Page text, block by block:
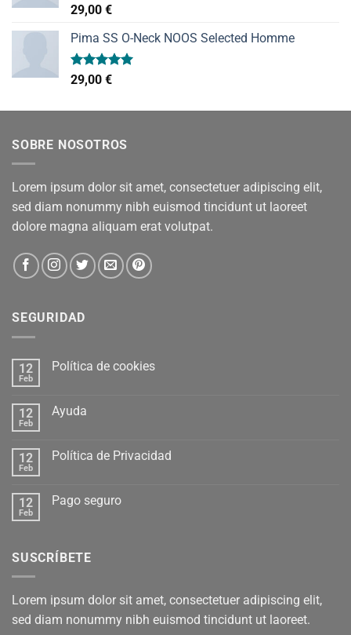
Valorado
con
de 5
29,00 €
Pima SS O-Neck NOOS Selected Homme
Valorado
con
29,00 €
SOBRE NOSOTROS
Lorem ipsum dolor sit amet, consectetuer adipiscing elit,
sed diam nonummy nibh euismod tincidunt ut laoreet
dolore magna aliquam erat volutpat.
SEGURIDAD
12
Feb
Política de cookies
12
Feb
Ayuda
12
Feb
Política de Privacidad
12
Feb
Pago seguro
SUSCRÍBETE
Lorem ipsum dolor sit amet, consectetuer adipiscing elit,
sed diam nonummy nibh euismod tincidunt ut laoreet.